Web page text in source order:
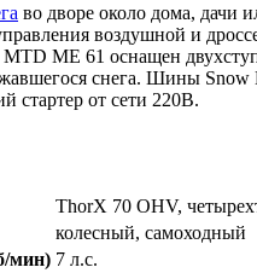
во дворе около дома, дачи
воздушной и
МЕ 61 оснащен
снега. Шины
стартер от сети 220В.
ThorX 70 OHV,
колесный, самоходный
мин) 7 л.с.